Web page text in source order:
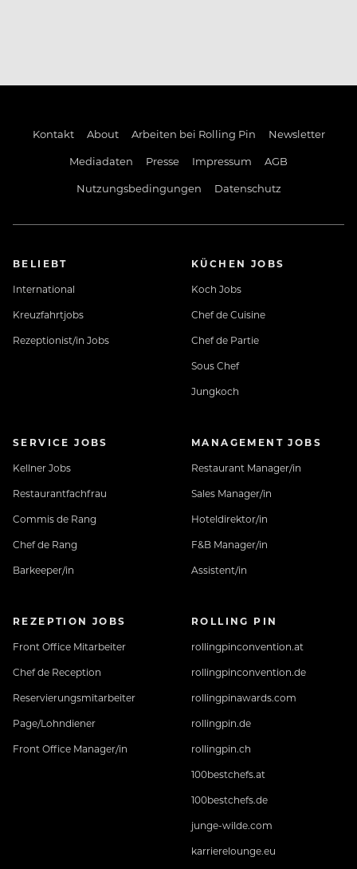
Kontakt About Arbeiten bei Rolling Pin
Newsletter
Mediadaten
Presse Impressum
AGB
Nutzungsbedingungen
Datenschutz
BELIEBT
International
Kreuzfahrtjobs
Rezeptionist/in Jobs
KÜCHEN JOBS
Koch Jobs
Chef de Cuisine
Chef de Partie
Sous Chef
Jungkoch
SERVICE JOBS
Kellner Jobs
Restaurantfachfrau
Commis de Rang
Chef de Rang
Barkeeper/in
MANAGEMENT JOBS
Restaurant Manager/in
Sales Manager/in
Hoteldirektor/in
F&B Manager/in
Assistent/in
REZEPTION JOBS
Front Office Mitarbeiter
Chef de Reception
Reservierungsmitarbeiter
Page/Lohndiener
Front Office Manager/in
ROLLING PIN
rollingpinconvention.at
rollingpinconvention.de
rollingpinawards.com
rollingpin.de
rollingpin.ch
100bestchefs.at
100bestchefs.de
junge-wilde.com
karrierelounge.eu